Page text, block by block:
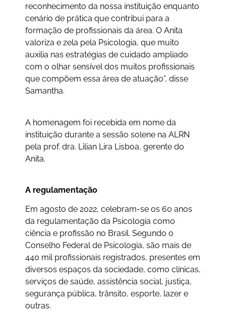
reconhecimento da nossa instituição enquanto
cenário de prática que contribui para a
formação de profissionais da área. O Anita
valoriza e zela pela Psicologia, que muito
auxilia nas estratégias de cuidado ampliado
com o olhar sensível dos muitos profissionais
que compõem essa área de atuação”, disse
Samantha.
A homenagem foi recebida em nome da
instituição durante a sessão solene na ALRN
pela prof. dra. Lilian Lira Lisboa, gerente do
Anita.
A regulamentação
Em agosto de 2022, celebram-se os 60 anos
da regulamentação da Psicologia como
ciência e profissão no Brasil. Segundo o
Conselho Federal de Psicologia, são mais de
440 mil profissionais registrados, presentes em
diversos espaços da sociedade, como clínicas,
serviços de saúde, assistência social, justiça,
segurança pública, trânsito, esporte, lazer e
outras.